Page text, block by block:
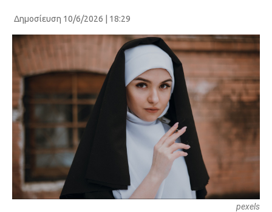
Life
City Guide
Pop Culture
Agenda
FEEDS
Πάσχα Eurovision
Retro Summer
Δημοσίευση 10/6/2026 | 18:29
pexels